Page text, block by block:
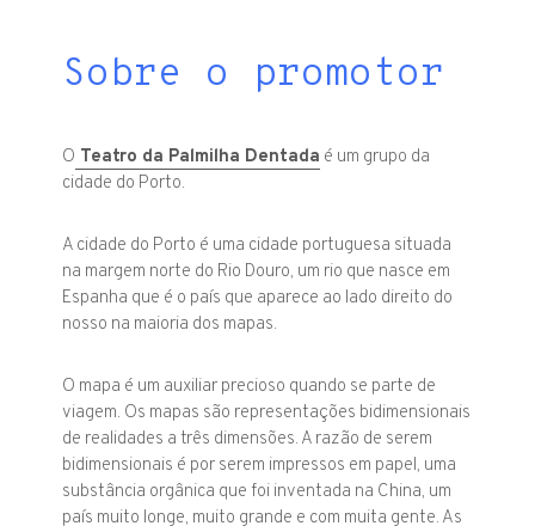
Sobre o promotor
O Teatro da Palmilha Dentada é um grupo da
cidade do Porto.
A cidade do Porto é uma cidade portuguesa situada
na margem norte do Rio Douro, um rio que nasce em
Espanha que é o país que aparece ao lado direito do
nosso na maioria dos mapas.
O mapa é um auxiliar precioso quando se parte de
viagem. Os mapas são representações bidimensionais
de realidades a três dimensões. A razão de serem
bidimensionais é por serem impressos em papel, uma
substância orgânica que foi inventada na China, um
país muito longe, muito grande e com muita gente. As